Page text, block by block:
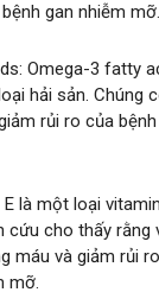
gan nhiễm mỡ.
Omega-3 fatty
hải sản. Chúng
rủi ro của
E là một loại
cứu cho thấy rằng
máu và giảm rủi
mỡ.